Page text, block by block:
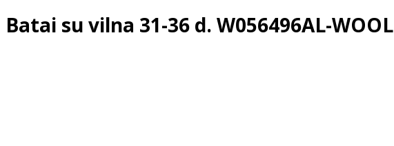
Batai su vilna 31-36 d. W056496AL-WOOL